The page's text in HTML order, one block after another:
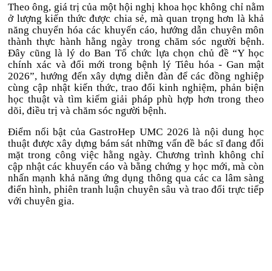
Theo ông, giá trị của một hội nghị khoa học không chỉ nằm
ở lượng kiến thức được chia sẻ, mà quan trọng hơn là khả
năng chuyển hóa các khuyến cáo, hướng dẫn chuyên môn
thành thực hành hằng ngày trong chăm sóc người bệnh.
Đây cũng là lý do Ban Tổ chức lựa chọn chủ đề “Y học
chính xác và đổi mới trong bệnh lý Tiêu hóa - Gan mật
2026”, hướng đến xây dựng diễn đàn để các đồng nghiệp
cùng cập nhật kiến thức, trao đổi kinh nghiệm, phản biện
học thuật và tìm kiếm giải pháp phù hợp hơn trong theo
dõi, điều trị và chăm sóc người bệnh.
Điểm nổi bật của GastroHep UMC 2026 là nội dung học
thuật được xây dựng bám sát những vấn đề bác sĩ đang đối
mặt trong công việc hằng ngày. Chương trình không chỉ
cập nhật các khuyến cáo và bằng chứng y học mới, mà còn
nhấn mạnh khả năng ứng dụng thông qua các ca lâm sàng
điển hình, phiên tranh luận chuyên sâu và trao đổi trực tiếp
với chuyên gia.